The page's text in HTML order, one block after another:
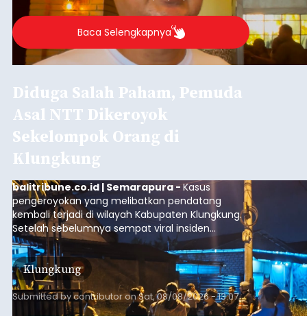
Agung Partha Adnyana di Denpasar, Sabtu (8/8).
Baca Selengkapnya
Diduga Salah Paham, Pemuda
Asal NTT Dikeroyok
Sekelompok Orang di
Klungkung
balitribune.co.id | Semarapura -Kasus
pengeroyokan yang melibatkan pendatang
kembali terjadi di wilayah Kabupaten Klungkung.
Setelah sebelumnya sempat viral insiden
keributan di barat Pasar Galiran, peristiwa serupa
kini menimpa seorang pemuda asal Kabupaten
Sumba Barat Daya (SBD), Nusa Tenggara Timur
(NTT).
Klungkung
Submitted bycontributoronSat, 08/08/2026 - 13:07